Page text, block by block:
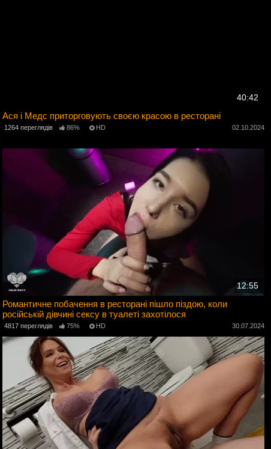
40:42
Ася і Медс приторговують своєю красою в ресторані
1264 переглядів 86% HD 02.10.2024
12:55
Романтичне побачення в ресторані пішло піздою, коли
російській дівчині сексу в туалеті захотілося
4817 переглядів 75% HD 30.07.2024